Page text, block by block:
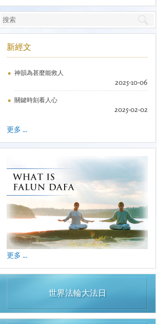
新經文
神韻為甚麼能救人
2025-10-06
關鍵時刻看人心
2025-02-02
更多 ...
更多 ...
世界法輪大法日